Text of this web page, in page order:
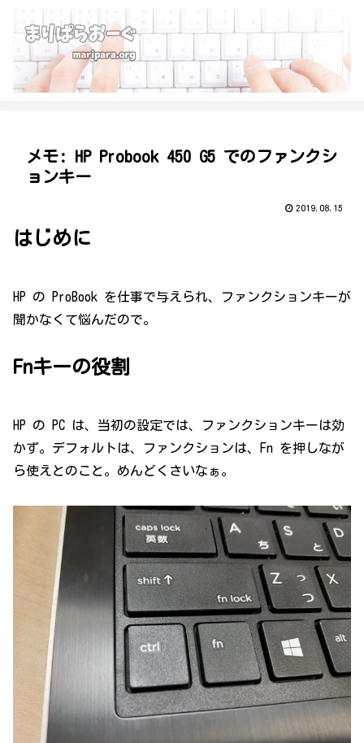
メモ: HP Probook 450 G5 でのファンクシ
ョンキー
2019.08.15
はじめに
HP の ProBook を仕事で与えられ、ファンクションキーが
聞かなくて悩んだので。
Fnキーの役割
HP の PC は、当初の設定では、ファンクションキーは効
かず。デフォルトは、ファンクションは、Fn を押しなが
ら使えとのこと。めんどくさいなぁ。